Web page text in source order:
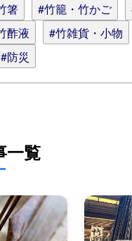
箸 #竹籠・竹かご
酢液
#竹雑貨・小物
#防災
一覧